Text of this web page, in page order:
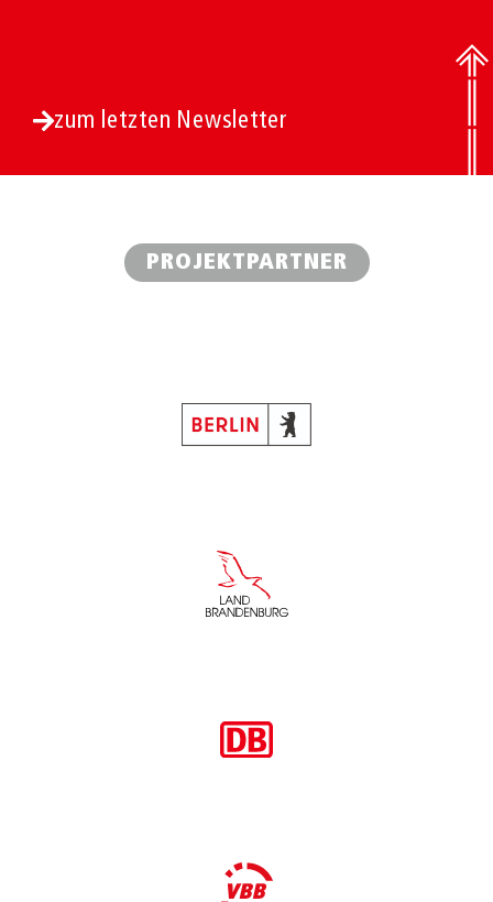
zum letzten Newsletter
PROJEKTPARTNER